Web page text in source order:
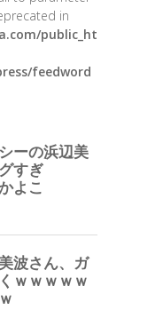
in
public_ht
feedword